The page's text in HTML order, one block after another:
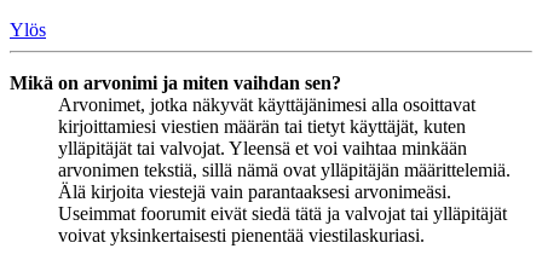
Ylös
Mikä on arvonimi ja miten vaihdan sen?
Arvonimet, jotka näkyvät käyttäjänimesi alla osoittavat
kirjoittamiesi viestien määrän tai tietyt käyttäjät, kuten
ylläpitäjät tai valvojat. Yleensä et voi vaihtaa minkään
arvonimen tekstiä, sillä nämä ovat ylläpitäjän määrittelemiä.
Älä kirjoita viestejä vain parantaaksesi arvonimeäsi.
Useimmat foorumit eivät siedä tätä ja valvojat tai ylläpitäjät
voivat yksinkertaisesti pienentää viestilaskuriasi.